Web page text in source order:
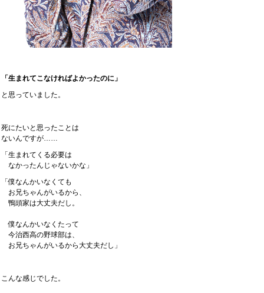
「生まれてこなければよかったのに」
と思っていました。
死にたいと思ったことは
ないんですが……
「生まれてくる必要は
なかったんじゃないかな」
「僕なんかいなくても
お兄ちゃんがいるから、
鴨頭家は大丈夫だし。
僕なんかいなくたって
今治西高の野球部は、
お兄ちゃんがいるから大丈夫だし」
こんな感じでした。